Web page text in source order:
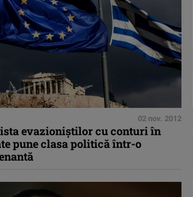
02 nov. 2012
evazioniştilor cu conturi în
pune clasa politică într-o